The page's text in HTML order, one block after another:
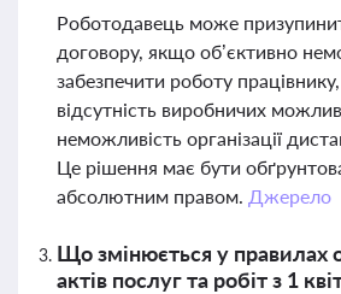
Роботодавець може
договору, якщо об’єктивно
забезпечити роботу
відсутність виробничих
неможливість організації
Це рішення має бути
абсолютним правом. Джерело
Що змінюється у правилах
актів послуг та робіт з 1